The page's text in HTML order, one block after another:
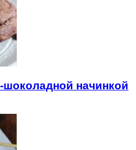
шоколадной начинкой